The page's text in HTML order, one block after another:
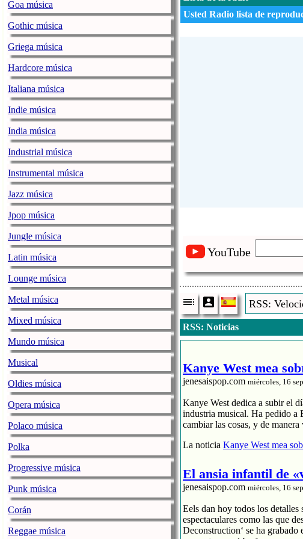
Goa música
Gothic música
Griega música
Hardcore música
Italiana música
Indie música
India música
Industrial música
Instrumental música
Jazz música
Jpop música
Jungle música
Latin música
Lounge música
Metal música
Mixed música
Mundo música
Musical
Oldies música
Opera música
Polaco música
Polka
Progressive música
Punk música
Corán
Reggae música
Usted Radio lista de
YouTube
RSS:
RSS: Noticias
Kanye West mea
jenesaispop.com miércoles, 16
Kanye West dedica a subir el
industria musical. Ha pedido a
cambiar las cosas, y de
La noticia Kanye West mea
El ansia infantil de
jenesaispop.com miércoles, 16
Eels dan hoy todos los detalles
espectaculares como las que
Deconstruction‘ se ha